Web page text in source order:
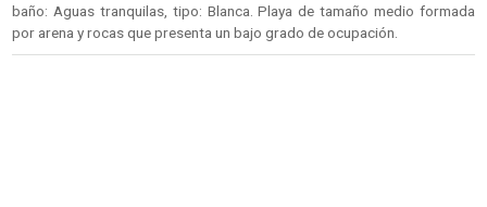
baño: Aguas tranquilas, tipo: Blanca. Playa de tamaño medio formada
por arena y rocas que presenta un bajo grado de ocupación.